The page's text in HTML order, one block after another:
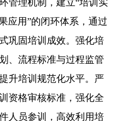
95%以上。要构建
“政府购买服务+企
，统一负责设备维
“重建设、轻管
慧教育平台应用纳
题研修，推广“双师
数字化教学由“可